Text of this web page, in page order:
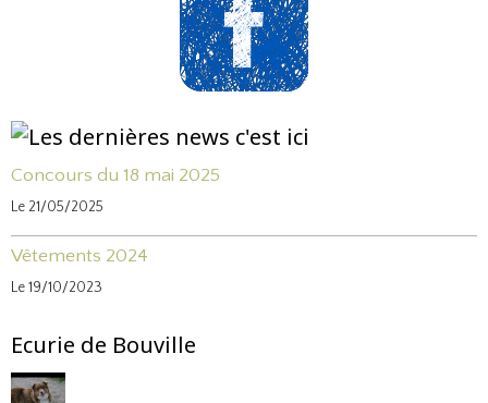
Concours du 18 mai 2025
Le 21/05/2025
Vêtements 2024
Le 19/10/2023
Ecurie de Bouville